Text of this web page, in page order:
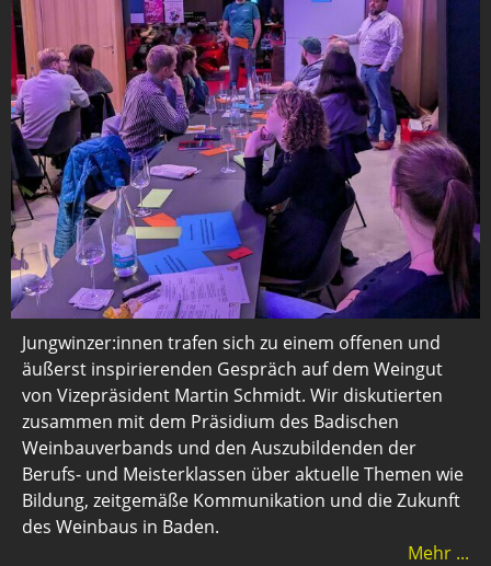
Jungwinzer:innen trafen sich zu einem offenen und
äußerst inspirierenden Gespräch auf dem Weingut
von Vizepräsident Martin Schmidt. Wir diskutierten
zusammen mit dem Präsidium des Badischen
Weinbauverbands und den Auszubildenden der
Berufs- und Meisterklassen über aktuelle Themen wie
Bildung, zeitgemäße Kommunikation und die Zukunft
des Weinbaus in Baden.
Mehr ...